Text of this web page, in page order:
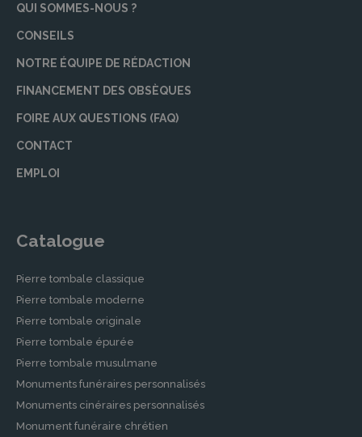
QUI SOMMES-NOUS ?
CONSEILS
NOTRE ÉQUIPE DE RÉDACTION
FINANCEMENT DES OBSÈQUES
FOIRE AUX QUESTIONS (FAQ)
CONTACT
EMPLOI
Catalogue
Pierre tombale classique
Pierre tombale moderne
Pierre tombale originale
Pierre tombale épurée
Pierre tombale musulmane
Monuments funéraires personnalisés
Monuments cinéraires personnalisés
Monument funéraire chrétien